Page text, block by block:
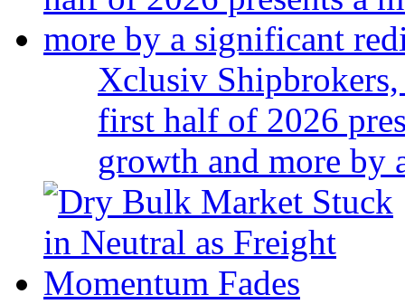
Xclusiv
first half of 2026
growth and more